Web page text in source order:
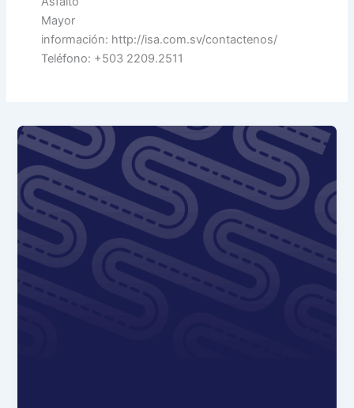
Mayor
información: http://isa.com.sv/contactenos/
Teléfono: +503 2209.2511